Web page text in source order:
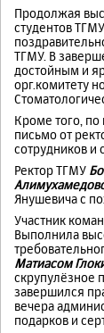
Продолжая
студентов
ТГМУ. В
достойным и
орг.комитету
Кроме того,
письмо от
сотрудников
Ректор ТГМУ
Янушевича с
Участник
Выполнила
Матиасом
скрупулёзное
завершился
вечера
подарков и